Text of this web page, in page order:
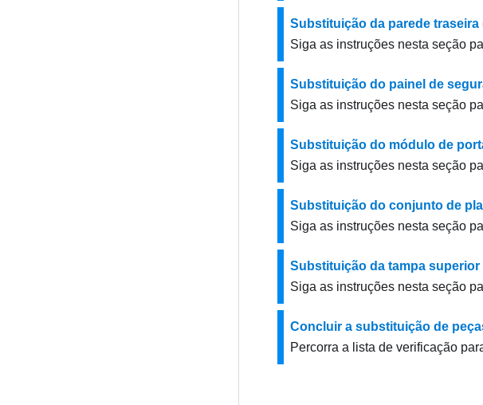
Substituição da parede
Siga as instruções nesta seção
Substituição do painel de
Siga as instruções nesta seção
Substituição do módulo de
Siga as instruções nesta seção
Substituição do conjunto de
Siga as instruções nesta seção
Substituição da tampa superior
Siga as instruções nesta seção
Concluir a substituição de
Percorra a lista de verificação